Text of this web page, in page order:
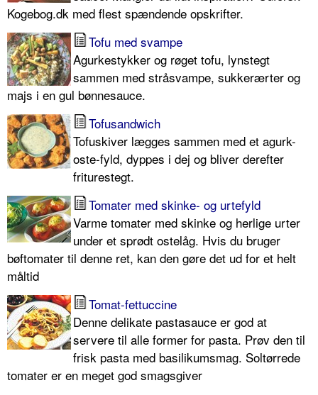
Kogebog.dk med flest spændende opskrifter.
Tofu med svampe
Agurkestykker og røget tofu, lynstegt
sammen med stråsvampe, sukkerærter og
majs i en gul bønnesauce.
Tofusandwich
Tofuskiver lægges sammen med et agurk-
oste-fyld, dyppes i dej og bliver derefter
friturestegt.
Tomater med skinke- og urtefyld
Varme tomater med skinke og herlige urter
under et sprødt ostelåg. Hvis du bruger
bøftomater til denne ret, kan den gøre det ud for et helt
måltid
Tomat-fettuccine
Denne delikate pastasauce er god at
servere til alle former for pasta. Prøv den til
frisk pasta med basilikumsmag. Soltørrede
tomater er en meget god smagsgiver